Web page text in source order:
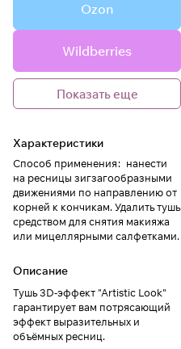
Ozon
Wildberries
Показать еще
Характеристики
Способ применения: нанести
на ресницы зигзагообразными
движениями по направлению от
корней к кончикам. Удалить тушь
средством для снятия макияжа
или мицеллярными салфетками.
Описание
Тушь 3D-эффект "Artistic Look"
гарантирует вам потрясающий
эффект выразительных и
объёмных ресниц.